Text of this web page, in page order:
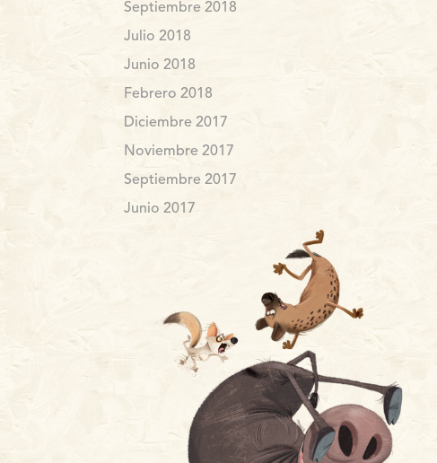
Septiembre 2018
Julio 2018
Junio 2018
Febrero 2018
Diciembre 2017
Noviembre 2017
Septiembre 2017
Junio 2017